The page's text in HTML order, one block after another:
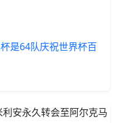
是64队庆祝世界杯百